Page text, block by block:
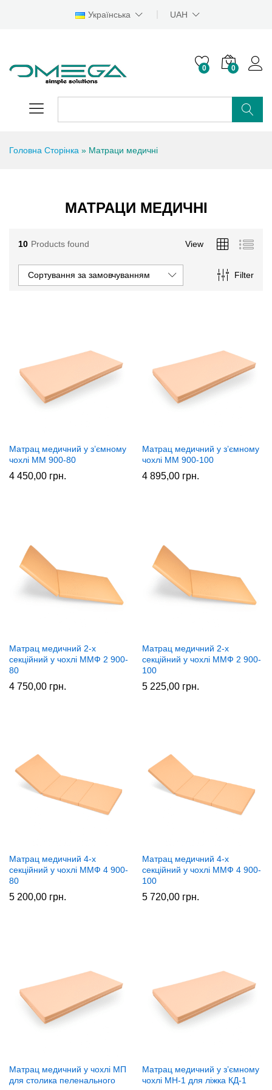
Українська UAH
0 0
Головна Сторінка » Матраци медичні
МАТРАЦИ МЕДИЧНІ
10 Products found View
Filter
Сортування за замовчуванням
Матрац медичний у з’ємному
чохлі ММ 900-80
4 450,00 грн.
Матрац медичний у з’ємному
чохлі ММ 900-100
4 895,00 грн.
Матрац медичний 2-x
секційний у чохлі ММФ 2 900-
80
4 750,00 грн.
Матрац медичний 2-x
секційний у чохлі ММФ 2 900-
100
5 225,00 грн.
Матрац медичний 4-x
секційний у чохлі ММФ 4 900-
80
5 200,00 грн.
Матрац медичний 4-x
секційний у чохлі ММФ 4 900-
100
5 720,00 грн.
Матрац медичний у чохлі МП
для столика пеленального
Матрац медичний у з’ємному
чохлі МН-1 для ліжка КД-1